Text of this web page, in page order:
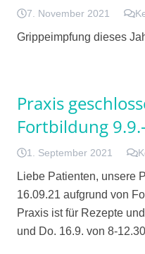
7. November 2021
Grippeimpfung dieses
Praxis
Fortbildung
1. September 2021
Liebe Patienten, unsere
16.09.21 aufgrund von
Praxis ist für Rezepte
und Do. 16.9. von 8-